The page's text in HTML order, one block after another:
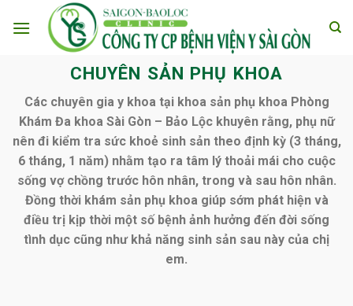
CHUYÊN SẢN PHỤ KHOA
Các chuyên gia y khoa tại khoa sản phụ khoa Phòng
Khám Đa khoa Sài Gòn – Bảo Lộc khuyên rằng, phụ nữ
nên đi kiểm tra sức khoẻ sinh sản theo định kỳ (3 tháng,
6 tháng, 1 năm) nhằm tạo ra tâm lý thoải mái cho cuộc
sống vợ chồng trước hôn nhân, trong và sau hôn nhân.
Đồng thời khám sản phụ khoa giúp sớm phát hiện và
điều trị kịp thời một số bệnh ảnh hưởng đến đời sống
tình dục cũng như khả năng sinh sản sau này của chị
em.